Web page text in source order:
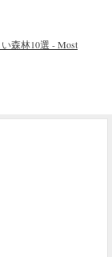
森林10選 - Most